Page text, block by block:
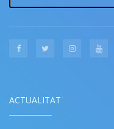
ACTUALITAT